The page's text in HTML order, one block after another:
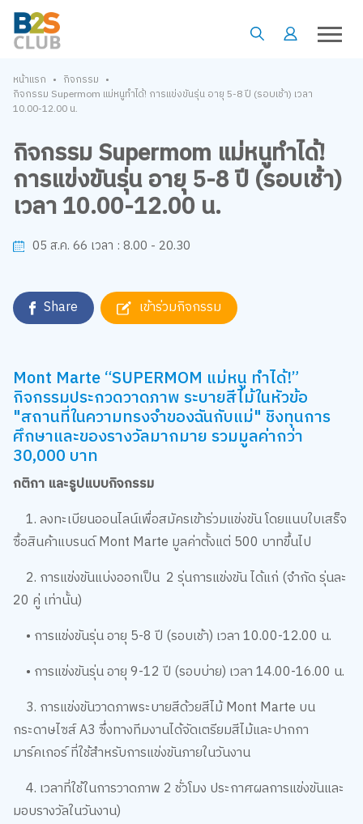
หน้าแรก • กิจกรรม •
กิจกรรม Supermom แม่หนูทำได้! การแข่งขันรุ่น อายุ 5-8 ปี (รอบเช้า) เวลา
10.00-12.00 น.
กิจกรรม Supermom แม่หนูทำได้!
การแข่งขันรุ่น อายุ 5-8 ปี (รอบเช้า)
เวลา 10.00-12.00 น.
05 ส.ค. 66 เวลา : 8.00 - 20.30
Share เข้าร่วมกิจกรรม
Mont Marte “SUPERMOM แม่หนู ทำได้!​”
กิจกรรมประกวดวาดภาพ ระบายสีไม้ในหัวข้อ
"สถานที่ในความทรงจำของฉันกับแม่"​ ชิงทุนการ
ศึกษาและของรางวัลมากมาย รวมมูลค่ากว่า
30,000 บาท
กติกา และรูปแบบกิจกรรม ​
1. ลงทะเบียนออนไลน์เพื่อสมัครเข้าร่วมแข่งขัน โดยแนบใบเสร็จ
ซื้อสินค้าแบรนด์ Mont Marte มูลค่าตั้งแต่ 500 บาทขึ้นไป ​
2. การแข่งขันแบ่งออกเป็น 2 รุ่นการแข่งขัน ได้แก่ (จำกัด รุ่นละ
20 คู่ เท่านั้น)
• การแข่งขันรุ่น อายุ 5-8 ปี (รอบเช้า) เวลา 10.00-12.00 น.​
• การแข่งขันรุ่น อายุ 9-12 ปี (รอบบ่าย) เวลา 14.00-16.00 น. ​
3. การแข่งขันวาดภาพระบายสีด้วยสีไม้ Mont Marte บน
กระดาษไซส์ A3 ซึ่งทางทีมงานได้จัดเตรียมสีไม้และปากกา
มาร์คเกอร์ ที่ใช้สำหรับการแข่งขันภายในวันงาน
4. เวลาที่ใช้ในการวาดภาพ 2 ชั่วโมง ประกาศผลการแข่งขันและ
มอบรางวัลในวันงาน)